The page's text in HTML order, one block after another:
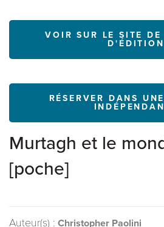
VOIR SUR LE SITE
D'ÉDITION
RÉSERVER DANS
Murtagh et le
[poche]
Auteur(s) : Christopher Paolini